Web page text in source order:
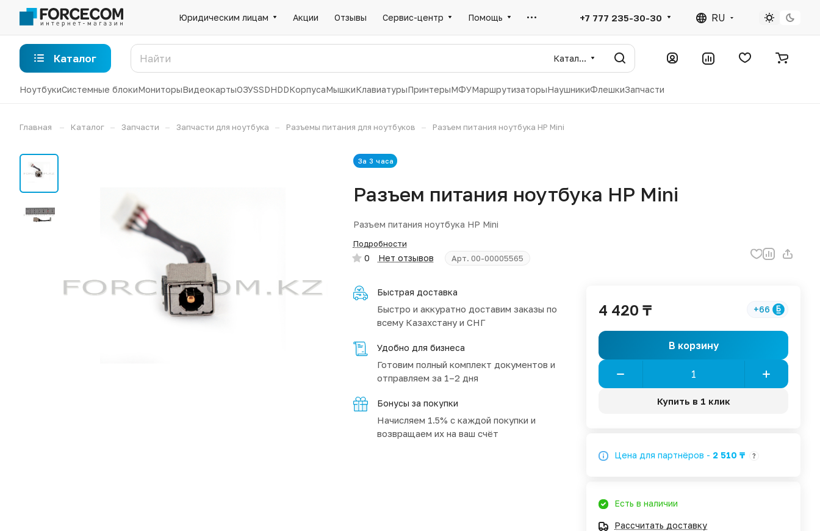
Юридическим лицам Акции Отзывы Сервис-центр Помощь +7 777 235-30-30 RU
Каталог Каталог
НоутбукиСистемные блокиМониторыВидеокартыОЗУSSDHDDКорпусаМышкиКлавиатурыПринтерыМФУМаршрутизаторыНаушникиФлешкиЗапчасти
Главная – Каталог – Запчасти – Запчасти для ноутбука – Разъемы питания для ноутбуков – Разъем питания ноутбука HP Mini
За 3 часа
Разъем питания ноутбука HP Mini
Разъем питания ноутбука HP Mini
Подробности
0 Нет отзывов Арт. 00-00005565
Быстрая доставка
Быстро и аккуратно доставим заказы по
всему Казахстану и СНГ
Удобно для бизнеса
Готовим полный комплект документов и
отправляем за 1–2 дня
Бонусы за покупки
Начисляем 1.5% с каждой покупки и
возвращаем их на ваш счёт
4 420 ₸ +66
В корзину
Купить в 1 клик
Цена для партнёров - 2 510 ₸ ?
Есть в наличии
Рассчитать доставку